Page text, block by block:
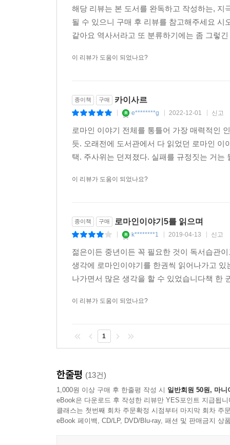
해당 리뷰는 본 도서를 완독하고 작성하는,
될 수 있으니 구매 후 리뷰를 참고해주세요
같아요 역사서라고 또 분류하기에는 좀 그렇
이 리뷰가 도움이 되었나요?
종이책 구매 카이사르
e********g 2022-12-01 신고
로마인 이야기 전체를 통틀어 가장 매력적인
듯. 오래전에 도서관에서 다 읽었던 로마인
택. 주사위는 던져졌다. 실패를 규정짓는 거
이 리뷰가 도움이 되었나요?
종이책 구매 로마인이야기5를 읽으며
k********1 2019-04-13 신고
젊은이든 중년이든 꼭 필요한 것이 독서습관
생각에 로마인이야기를 한권씩 읽어나가고
나가면서 많은 생각을 할 수 있었습니다책 한
이 리뷰가 도움이 되었나요?
1
한줄평 (13건)
1,000원 이상 구매 후 한줄평 작성 시 일반회원 50원, 마니
eBook은 다운로드 후 작성한 리뷰만 YES포인트 지급됩니
클래스는 첫번째 회차 주문확정 시점부터 마지막 회차 주
eBook 페이백, CD/LP, DVD/Blu-ray, 패션 및 판매금지 상